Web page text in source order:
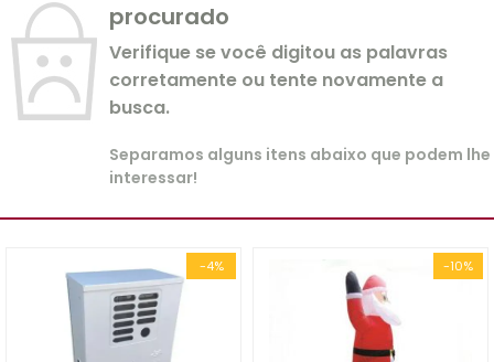
procurado
Verifique se você digitou as palavras
corretamente ou tente novamente a
busca.
Separamos alguns itens abaixo que podem lhe
interessar!
-4% -10%